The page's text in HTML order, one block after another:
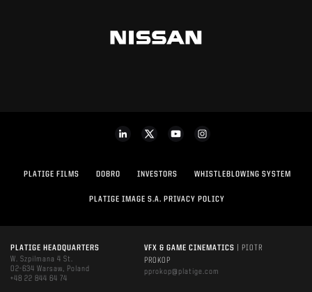
PLATIGE FILMS DOBRO INVESTORS WHISTLEBLOWING SYSTEM
PLATIGE IMAGE S.A. PRIVACY POLICY
PLATIGE HEADQUARTERS
W. Szpilmana 4 St.
02-634 Warsaw, Poland
+48 22 844 64 74
VFX & GAME CINEMATICS
| PIOTR
PROKOP
pprokop@platige.com